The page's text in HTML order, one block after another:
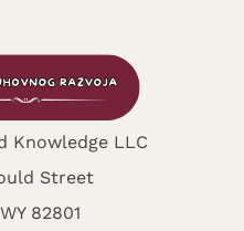
Knowledge LLC
Street
82801